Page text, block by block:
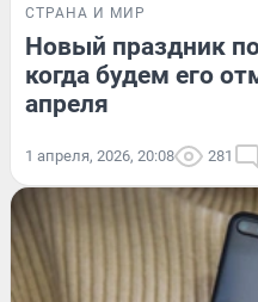
СТРАНА И МИР
Новый праздник
когда будем его
апреля
1 апреля, 2026, 20:08 281